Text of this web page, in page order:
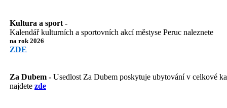
Kultura a sport -
Kalendář kulturních a sportovních akcí městyse Peruc naleznete
na rok 2026
ZDE
Za Dubem - Usedlost Za Dubem poskytuje ubytování v celkové
najdete zde